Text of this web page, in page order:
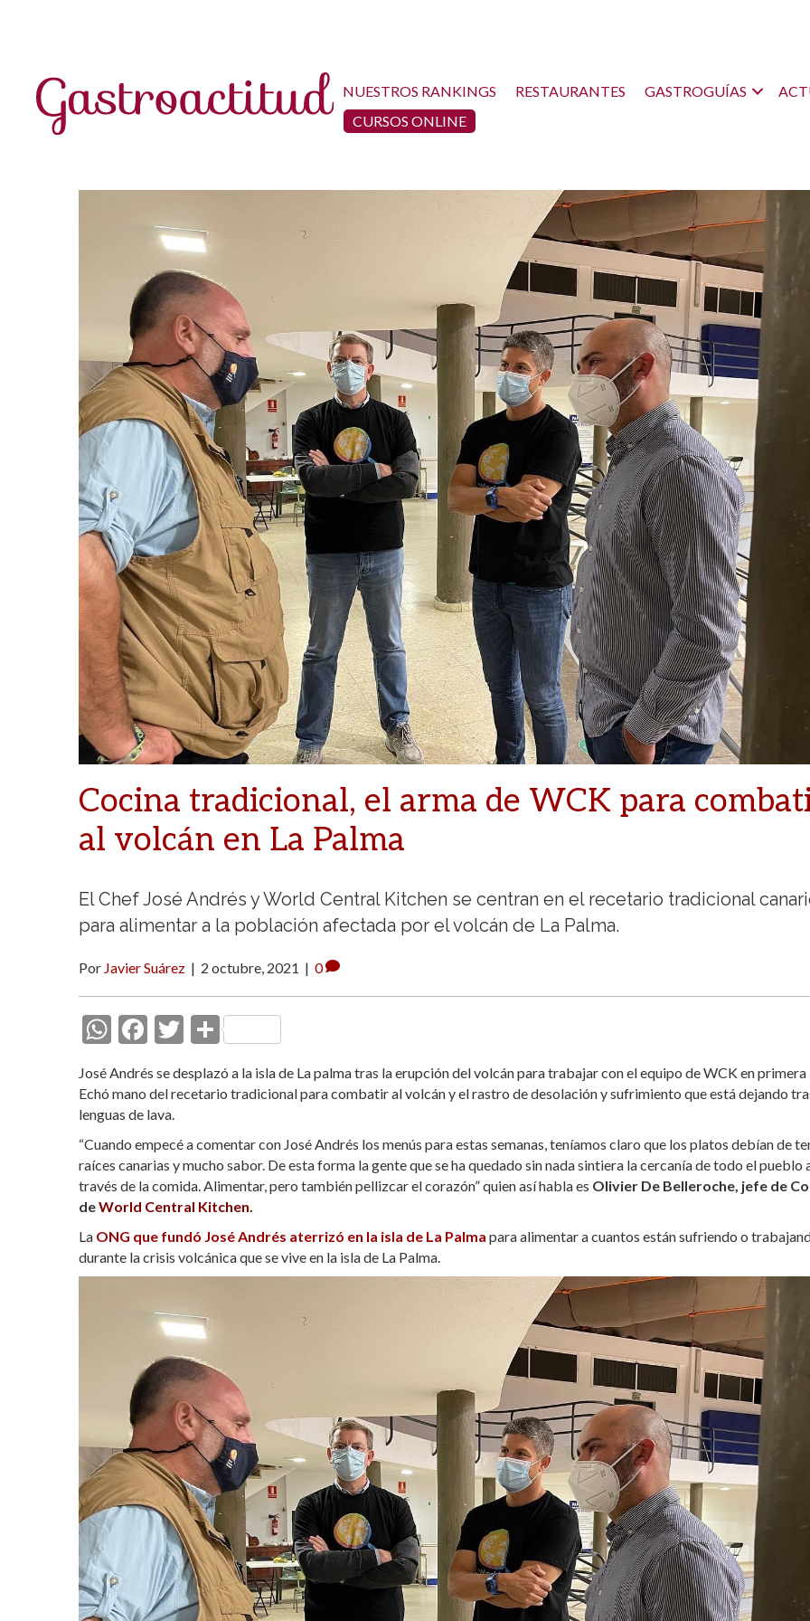
NUESTROS RANKINGS RESTAURANTES GASTROGUÍAS
CURSOS ONLINE
Cocina tradicional, el arma de WCK para
al volcán en La Palma
El Chef José Andrés y World Central Kitchen se centran en el recetario tradicional
para alimentar a la población afectada por el volcán de La Palma.
Por Javier Suárez | 2 octubre, 2021 | 0
W
at
s
A
p
p
F
e
b
o
o
k
T
itt
C
m
ar
ti
r
José Andrés se desplazó a la isla de La palma tras la erupción del volcán para trabajar con el equipo de WCK en primera
Echó mano del recetario tradicional para combatir al volcán y el rastro de desolación y sufrimiento que está dejando
lenguas de lava.
“Cuando empecé a comentar con José Andrés los menús para estas semanas, teníamos claro que los platos debían de
raíces canarias y mucho sabor. De esta forma la gente que se ha quedado sin nada sintiera la cercanía de todo el pueblo
través de la comida. Alimentar, pero también pellizcar el corazón” quien así habla es Olivier De Belleroche, jefe de
deWorld Central Kitchen
La ONG que fundó José Andrés aterrizó en la isla de La Palma para alimentar a cuantos están sufriendo o
durante la crisis volcánica que se vive en la isla de La Palma.